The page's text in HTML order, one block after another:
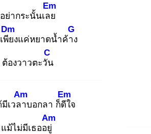
อย่ากระนั้นเลย
Em
พีย
Dm
งแค่หยาดน้ำค้าง
G
ต้องวาวตะวัน
C
เวลา
Am
บอกลา ก็ดีใ
Em
จ
แม้ไม่มีเธออยู่
Am